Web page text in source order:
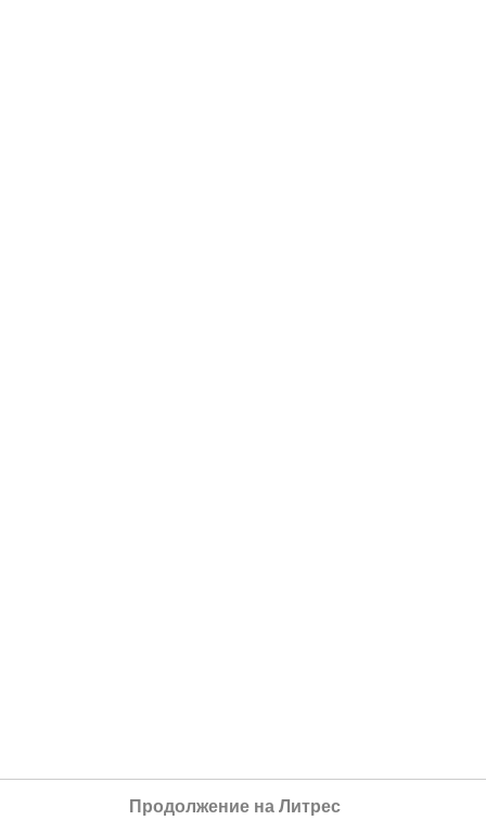
Продолжение на Литрес